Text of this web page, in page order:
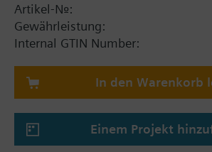
Artikel-Nr.:
Gewährleistung:
Internal GTIN Number:
In den Warenkorb
Einem Projekt